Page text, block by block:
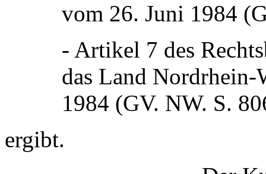
vom 26. Juni 1984
- Artikel 7 des
das Land Nordrhein-
1984 (GV. NW. S.
ergibt.